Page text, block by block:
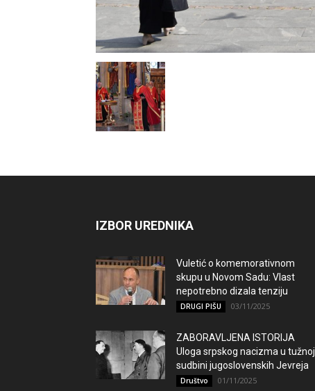
IZBOR UREDNIKA
Vuletić o komemorativnom
skupu u Novom Sadu: Vlast
nepotrebno dizala tenziju
DRUGI PIŠU 03/11/2025
ZABORAVLJENA ISTORIJA
Uloga srpskog nacizma u tužnoj
sudbini jugoslovenskih Jevreja
Društvo 01/11/2025